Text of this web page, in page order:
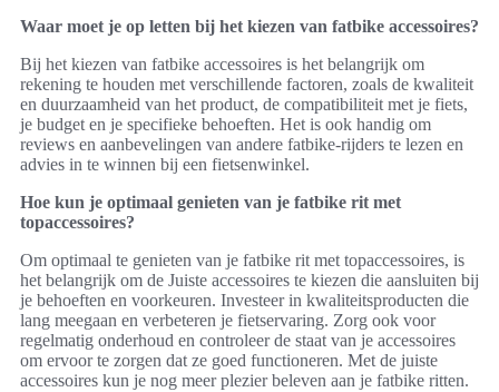
Waar moet je op letten bij het kiezen van fatbike accessoires?
Bij het kiezen van fatbike accessoires is het belangrijk om
rekening te houden met verschillende factoren, zoals de kwaliteit
en duurzaamheid van het product, de compatibiliteit met je fiets,
je budget en je specifieke behoeften. Het is ook handig om
reviews en aanbevelingen van andere fatbike-rijders te lezen en
advies in te winnen bij een fietsenwinkel.
Hoe kun je optimaal genieten van je fatbike rit met
topaccessoires?
Om optimaal te genieten van je fatbike rit met topaccessoires, is
het belangrijk om de Juiste accessoires te kiezen die aansluiten bij
je behoeften en voorkeuren. Investeer in kwaliteitsproducten die
lang meegaan en verbeteren je fietservaring. Zorg ook voor
regelmatig onderhoud en controleer de staat van je accessoires
om ervoor te zorgen dat ze goed functioneren. Met de juiste
accessoires kun je nog meer plezier beleven aan je fatbike ritten.